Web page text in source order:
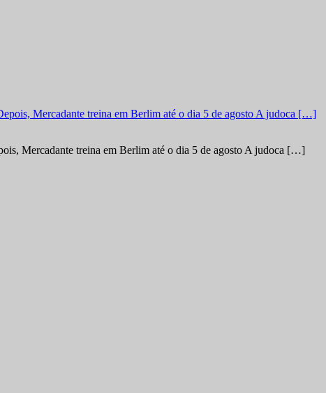
Mercadante treina em Berlim até o dia 5 de agosto A judoca […]